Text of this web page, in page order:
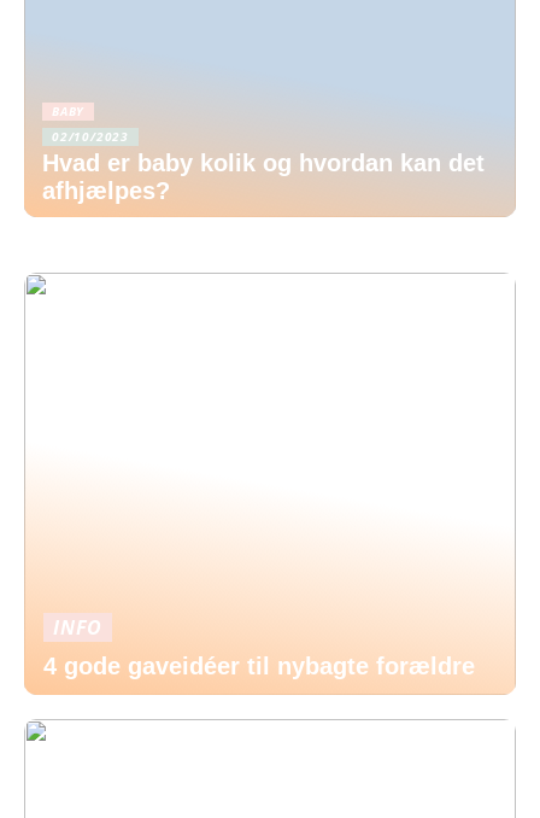
BABY
02/10/2023
Hvad er baby kolik og hvordan kan det
afhjælpes?
INFO
4 gode gaveidéer til nybagte forældre